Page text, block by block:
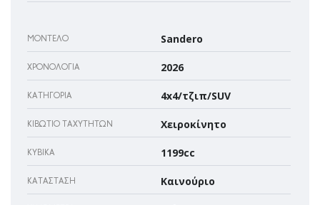
ΜΟΝΤΈΛΟ Sandero
ΧΡΟΝΟΛΟΓΊΑ 2026
ΚΑΤΗΓΟΡΊΑ 4x4/τζιπ/SUV
ΚΙΒΏΤΙΟ ΤΑΧΥΤΉΤΩΝ Χειροκίνητο
ΚΥΒΙΚΆ 1199cc
ΚΑΤΆΣΤΑΣΗ Καινούριο